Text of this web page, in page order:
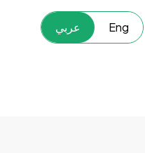
Eng عربي